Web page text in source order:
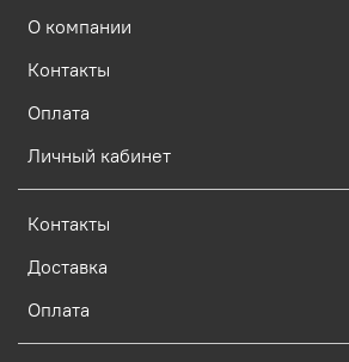
О компании
Контакты
Оплата
Личный кабинет
Контакты
Доставка
Оплата